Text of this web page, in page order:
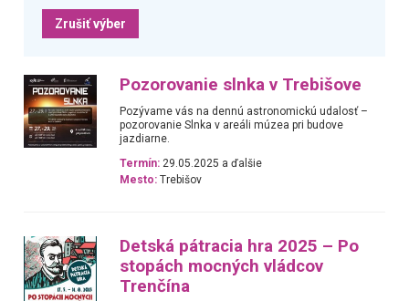
Zrušiť výber
Pozorovanie slnka v Trebišove
Pozývame vás na dennú astronomickú udalosť –
pozorovanie Slnka v areáli múzea pri budove
jazdiarne.
Termín: 29.05.2025 a ďalšie
Mesto: Trebišov
Detská pátracia hra 2025 – Po
stopách mocných vládcov
Trenčína